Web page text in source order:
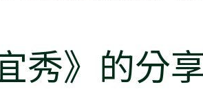
秀》的分